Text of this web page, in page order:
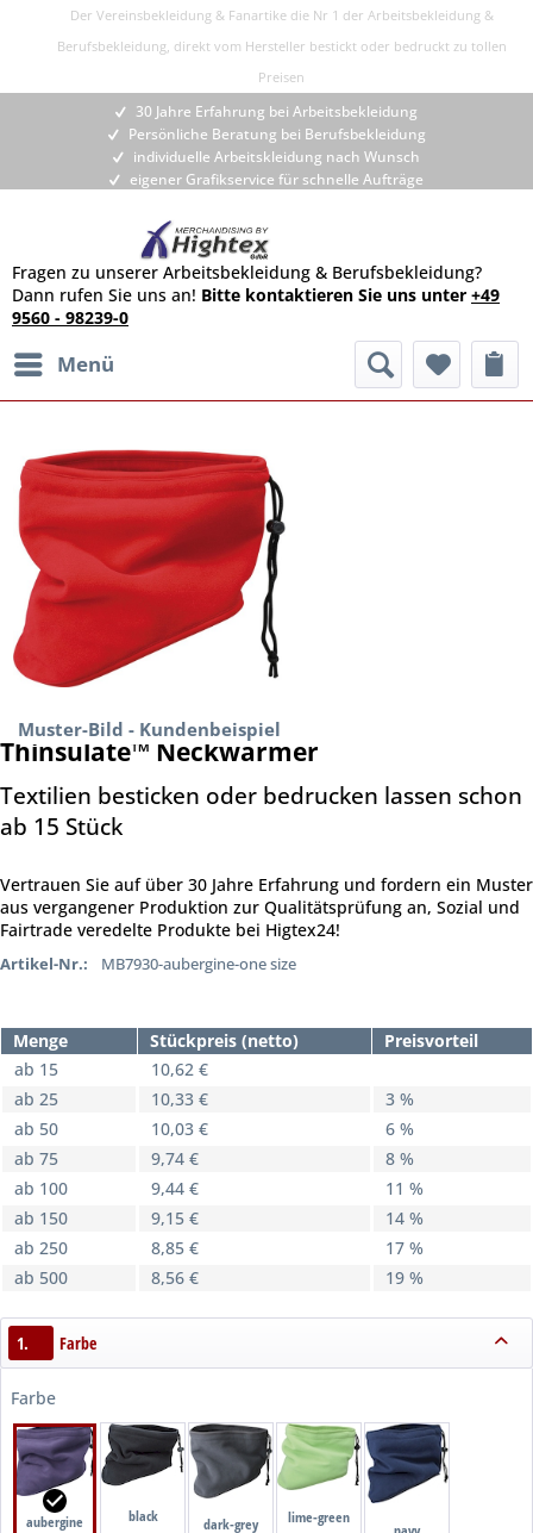
Der Vereinsbekleidung & Fanartike die Nr 1 der Arbeitsbekleidung &
Berufsbekleidung, direkt vom Hersteller bestickt oder bedruckt zu tollen
Preisen
30 Jahre Erfahrung bei Arbeitsbekleidung
Persönliche Beratung bei Berufsbekleidung
individuelle Arbeitskleidung nach Wunsch
eigener Grafikservice für schnelle Aufträge
Fragen zu unserer Arbeitsbekleidung & Berufsbekleidung?
Dann rufen Sie uns an! Bitte kontaktieren Sie uns unter +49
9560 - 98239-0
Menü
Muster-Bild - Kundenbeispiel
Thinsulate™ Neckwarmer
Textilien besticken oder bedrucken lassen schon
ab 15 Stück
Vertrauen Sie auf über 30 Jahre Erfahrung und fordern ein Muster
aus vergangener Produktion zur Qualitätsprüfung an, Sozial und
Fairtrade veredelte Produkte bei Higtex24!
Artikel-Nr.: MB7930-aubergine-one size
Menge Stückpreis (netto)
Preisvorteil
ab 15
10,62 €
ab 25
10,33 €
3 %
ab 50
10,03 €
6 %
ab 75
9,74 €
8 %
ab 100
9,44 €
11 %
ab 150
9,15 €
14 %
ab 250
8,85 €
17 %
ab 500
8,56 € 19 %
1. Farbe
Farbe
aubergine black dark-grey lime-green